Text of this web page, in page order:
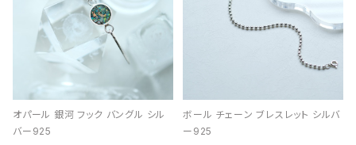
オパール 銀河 フック バングル シル
バー925
ボール チェーン ブレスレット シルバ
ー925